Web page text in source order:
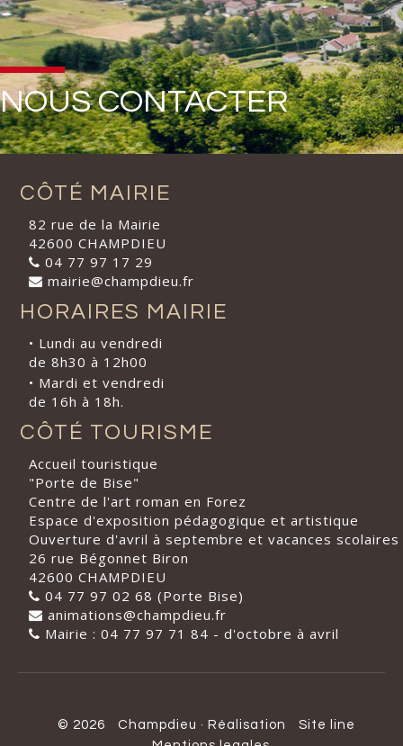
NOUS CONTACTER
CÔTÉ MAIRIE
82 rue de la Mairie
42600 CHAMPDIEU
04 77 97 17 29
mairie@champdieu.fr
HORAIRES MAIRIE
• Lundi au vendredi
de 8h30 à 12h00
• Mardi et vendredi
de 16h à 18h.
CÔTÉ TOURISME
Accueil touristique
"Porte de Bise"
Centre de l'art roman en Forez
Espace d'exposition pédagogique et artistique
Ouverture d'avril à septembre et vacances scolaires
26 rue Bégonnet Biron
42600 CHAMPDIEU
04 77 97 02 68 (Porte Bise)
animations@champdieu.fr
Mairie : 04 77 97 71 84 - d'octobre à avril
© 2026 Champdieu · Réalisation
Site line